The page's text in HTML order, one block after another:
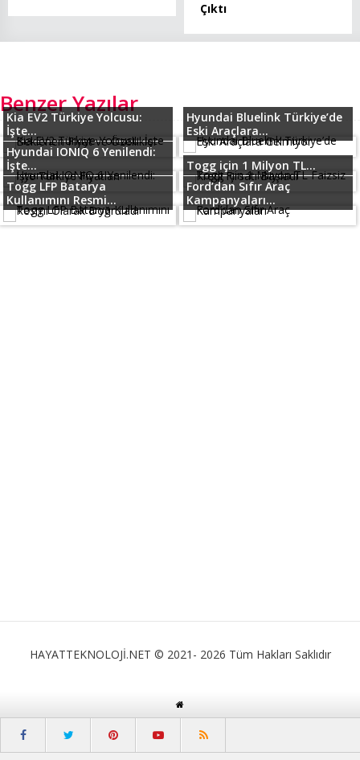
Çıktı
Benzer Yazılar
Kia EV2 Türkiye Yolcusu:
İşte...
Hyundai Bluelink Türkiye’de
Eski Araçlara...
Hyundai IONIQ 6 Yenilendi:
İşte...
Togg için 1 Milyon TL...
Togg LFP Batarya
Kullanımını Resmi...
Ford’dan Sıfır Araç
Kampanyaları...
HAYATTEKNOLOJİ.NET © 2021- 2026 Tüm Hakları Saklıdır